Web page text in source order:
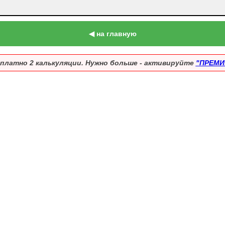
◀ на главную
2 калькуляции. Нужно больше - активируйте